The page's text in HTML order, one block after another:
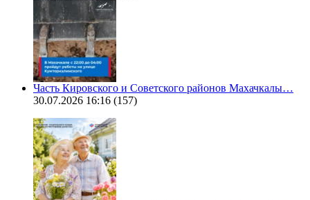
Часть Кировского и Советского районов Махачкалы…
30.07.2026 16:16 (157)